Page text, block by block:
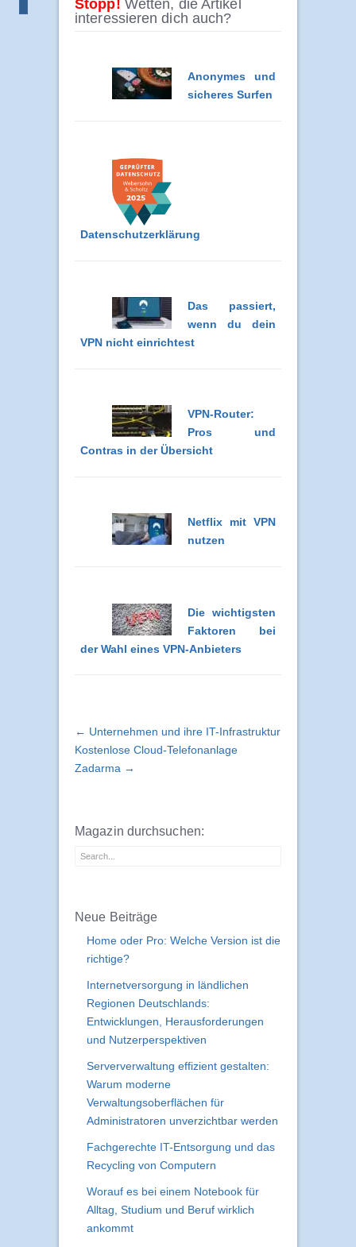
Stopp! Wetten, die Artikel
interessieren dich auch?
Anonymes und
sicheres Surfen
Datenschutzerklärung
Das passiert,
wenn du dein
VPN nicht einrichtest
VPN-Router:
Pros und
Contras in der Übersicht
Netflix mit VPN
nutzen
Die wichtigsten
Faktoren bei
der Wahl eines VPN-Anbieters
← Unternehmen und ihre IT-Infrastruktur
Kostenlose Cloud-Telefonanlage
Zadarma →
Magazin durchsuchen:
Neue Beiträge
Home oder Pro: Welche Version ist die
richtige?
Internetversorgung in ländlichen
Regionen Deutschlands:
Entwicklungen, Herausforderungen
und Nutzerperspektiven
Serververwaltung effizient gestalten:
Warum moderne
Verwaltungsoberflächen für
Administratoren unverzichtbar werden
Fachgerechte IT-Entsorgung und das
Recycling von Computern
Worauf es bei einem Notebook für
Alltag, Studium und Beruf wirklich
ankommt